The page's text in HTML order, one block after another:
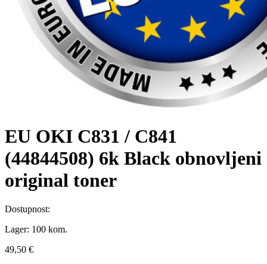
EU OKI C831 / C841
(44844508) 6k Black obnovljeni
original toner
Dostupnost:
Lager: 100 kom.
49,50 €